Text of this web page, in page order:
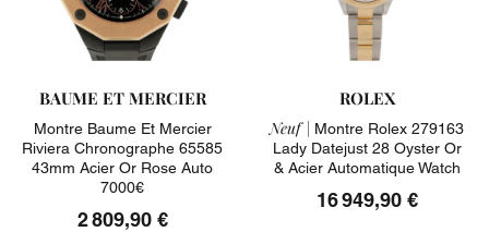
BAUME ET MERCIER
Montre Baume Et Mercier
Riviera Chronographe 65585
43mm Acier Or Rose Auto
7000€
2 809,90 €
ROLEX
Neuf | Montre Rolex 279163
Lady Datejust 28 Oyster Or
& Acier Automatique Watch
16 949,90 €